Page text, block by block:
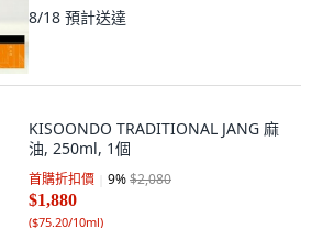
8/18 預計送達
KISOONDO TRADITIONAL JANG 麻
油, 250ml, 1個
首購折扣價 9%$2,080
$1,880
($75.20/10ml)